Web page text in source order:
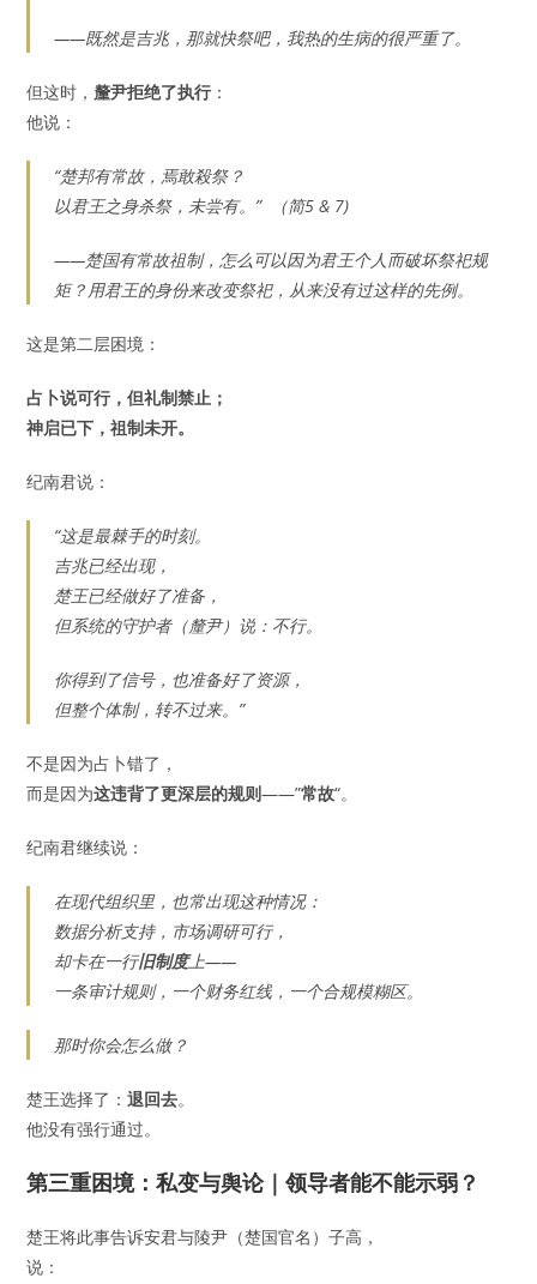
——既然是吉兆，那就快祭吧，我热的生病的很严重了。
但这时， 釐尹拒绝了执行 ：
他说：
“楚邦有常故，焉敢殺祭？
以君王之身杀祭，未尝有。” （简5 & 7)
——楚国有常故祖制，怎么可以因为君王个人而破坏祭祀规
矩？用君王的身份来改变祭祀，从来没有过这样的先例。
这是第二层困境：
占卜说可行，但礼制禁止；
神启已下，祖制未开。
纪南君说：
“这是最棘手的时刻。
吉兆已经出现，
楚王已经做好了准备，
但系统的守护者（釐尹）说：不行。
你得到了信号，也准备好了资源，
但整个体制，转不过来。”
不是因为占卜错了，
而是因为这违背了更深层的规则——”常故“。
纪南君继续说：
在现代组织里，也常出现这种情况：
数据分析支持，市场调研可行，
却卡在一行旧制度上——
一条审计规则，一个财务红线，一个合规模糊区。
那时你会怎么做？
楚王选择了：退回去。
他没有强行通过。
第三重困境：私变与舆论｜领导者能不能示弱？
楚王将此事告诉安君与陵尹（楚国官名）子高，
说：